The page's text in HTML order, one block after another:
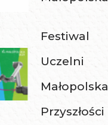
Festiwal
Uczelni
Małopolska
Przyszłości